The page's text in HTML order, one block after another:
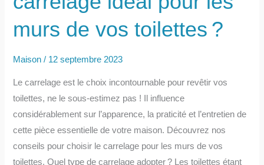
murs de vos toilettes ?
Maison / 12 septembre 2023
Le carrelage est le choix incontournable pour revêtir vos
toilettes, ne le sous-estimez pas ! Il influence
considérablement sur l’apparence, la praticité et l’entretien de
cette pièce essentielle de votre maison. Découvrez nos
conseils pour choisir le carrelage pour les murs de vos
toilettes. Quel type de carrelage adopter ? Les toilettes étant